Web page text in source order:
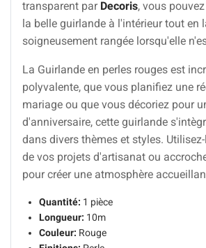
transparent par Decoris, vous
la belle guirlande à l'intérieur tout en
soigneusement rangée lorsqu'elle
La Guirlande en perles rouges est
polyvalente, que vous planifiez une
mariage ou que vous décoriez pour
d'anniversaire, cette guirlande
dans divers thèmes et styles.
de vos projets d'artisanat ou
pour créer une atmosphère
Quantité: 1 pièce
Longueur: 10m
Couleur: Rouge